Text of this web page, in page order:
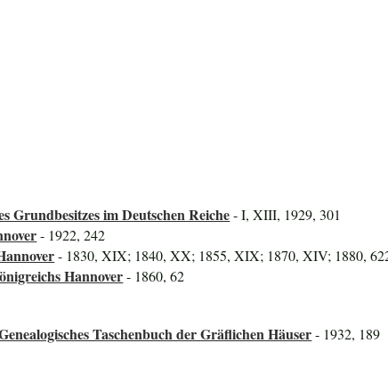
Grundbesitzes im Deutschen Reiche- I, XIII, 1929, 301
- 1922, 242
- 1830, XIX; 1840, XX; 1855, XIX; 1870, XIV; 1880,
Hannover- 1860, 62
Taschenbuch der Gräflichen Häuser- 1932, 189